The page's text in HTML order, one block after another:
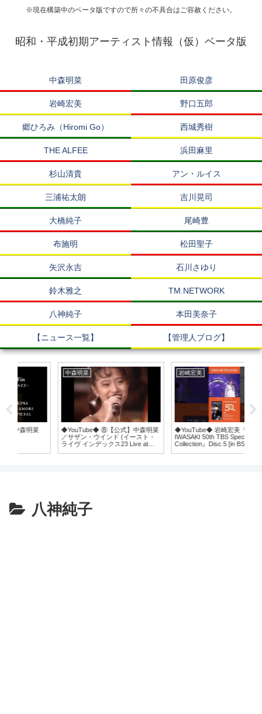
※現在構築中のベータ版ですので所々の不具合はご容赦ください。
昭和・平成初期アーティスト情報（仮）ベータ版
中森明菜 田原俊彦
岩崎宏美 野口五郎
郷ひろみ（Hiromi Go） 西城秀樹
THE ALFEE 浜田麻里
杉山清貴 アン・ルイス
三浦祐太朗 吉川晃司
大橋純子 尾崎豊
布施明 松田聖子
矢沢永吉 石川さゆり
鈴木雅之 TM.NETWORK
八神純子 本田美奈子
【ニュース一覧】 【管理人ブログ】
◆YouTube◆ ⑧【公式】中森明菜
／サザン・ウインド (イースト・
ライヴ インデックス23 Live atよ
◆YouTube◆ 岩崎宏美『HIROMI
IWASAKI 50th TBS Special
Collection』Disc.5 [in BS-TBS]
八神純子